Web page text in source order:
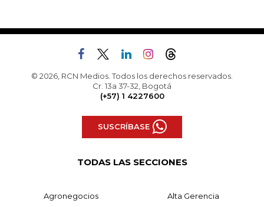
© 2026, RCN Medios. Todos los derechos reservados.
Cr. 13a 37-32, Bogotá
(+57) 1 4227600
SUSCRÍBASE
TODAS LAS SECCIONES
Agronegocios Alta Gerencia